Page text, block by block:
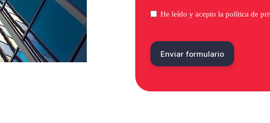
He leído y acepto lapolítica de
Enviar formulario